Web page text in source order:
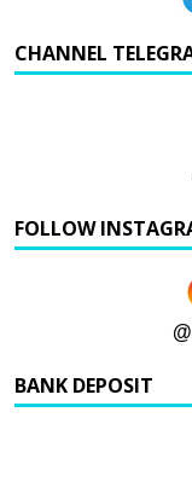
CHANNEL
FOLLOW
BANK DEPOSIT